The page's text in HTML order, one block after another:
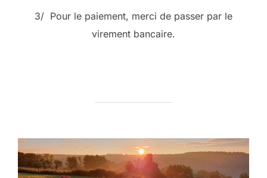
3/ Pour le paiement, merci de passer par le
virement bancaire.